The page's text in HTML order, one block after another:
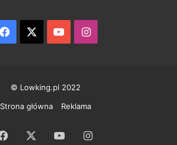
Facebook YouTubeInstagram
© Lowking.pl 2022
Strona główna
Reklama
Facebook YouTubeInstagram